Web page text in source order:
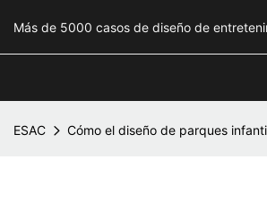
Más de 5000 casos de diseño de
ESAC Cómo el diseño de parques